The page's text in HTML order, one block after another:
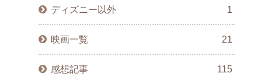
ディズニー以外 1
映画一覧 21
感想記事 115